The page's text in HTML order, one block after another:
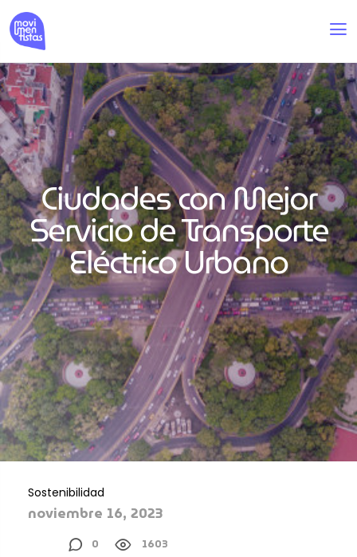
Ciudades con Mejor
Servicio de Transporte
Eléctrico Urbano
Sostenibilidad
noviembre 16, 2023
0 1603